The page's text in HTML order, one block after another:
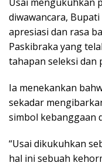
diwawancara,
apresiasi dan rasa
Paskibraka yang
tahapan seleksi dan
Ia menekankan
sekadar
simbol kebanggaan
“Usai dikukuhkan
hal ini sebuah